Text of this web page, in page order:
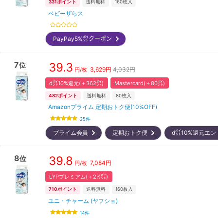
331ポイント 送料無料 160枚入
ベビーザらス
PayPay5%㌽クーポン
7位 39.3 円/枚 3,629円 4,032円
d㌽10%還元(＋362㌽) Mastercard(＋80㌽)
482ポイント 送料無料 80枚入
Amazonプライム 定期おトク便(10%OFF)
25件
プライム会員 定期おトク便 d㌽10%還元エ
8位 39.8 円/枚 7,084円
LYPプレミアム(＋2%㌽)
710ポイント 送料無料 160枚入
ユニ・チャーム (ヤフショ)
14件